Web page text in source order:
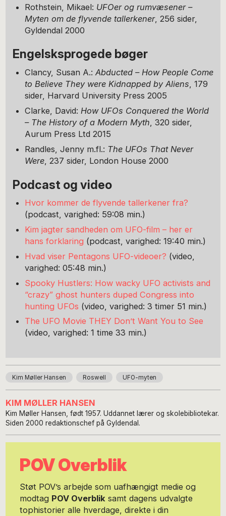
Rothstein, Mikael: UFOer og rumvæsener –
Myten om de flyvende tallerkener, 256 sider,
Gyldendal 2000
Engelsksprogede bøger
Clancy, Susan A.: Abducted – How People Come
to Believe They were Kidnapped by Aliens, 179
sider, Harvard University Press 2005
Clarke, David: How UFOs Conquered the World
– The History of a Modern Myth , 320 sider,
Aurum Press Ltd 2015
Randles, Jenny m.fl.: The UFOs That Never
Were, 237 sider, London House 2000
Podcast og video
Hvor kommer de flyvende tallerkener fra?
(podcast, varighed: 59:08 min.)
Kim jagter sandheden om UFO-film – her er
hans forklaring (podcast, varighed: 19:40 min.)
Hvad viser Pentagons UFO-videoer? (video,
varighed: 05:48 min.)
Spooky Hustlers: How wacky UFO activists and
“crazy” ghost hunters duped Congress into
hunting UFOs (video, varighed: 3 timer 51 min.)
The UFO Movie THEY Don’t Want You to See
(video, varighed: 1 time 33 min.)
Kim Møller Hansen Roswell UFO-myten
KIM MØLLER HANSEN
Kim Møller Hansen, født 1957. Uddannet lærer og skolebibliotekar.
Siden 2000 redaktionschef på Gyldendal.
POV Overblik
Støt POV’s arbejde som uafhængigt medie og
modtag POV Overbliksamt dagens udvalgte
tophistorier alle hverdage, direkte i din